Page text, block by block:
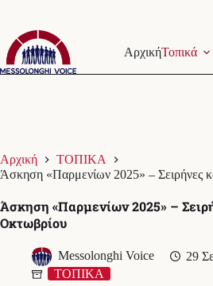
Μετάβαση
στο
περιεχόμενο
ΑρχικήΤοπικά
Αρχική
ΤΟΠΙΚΑ
Άσκηση «Παρμενίων 2025» – Σειρήνες
Άσκηση «Παρμενίων 2025» –
Οκτωβρίου
Messolonghi Voice 29
ΤΟΠΙΚΑ